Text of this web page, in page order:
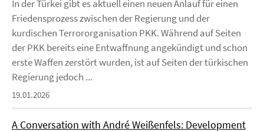
In der Türkei gibt es aktuell einen neuen Anlauf für einen
Friedensprozess zwischen der Regierung und der
kurdischen Terrororganisation PKK. Während auf Seiten
der PKK bereits eine Entwaffnung angekündigt und schon
erste Waffen zerstört wurden, ist auf Seiten der türkischen
Regierung jedoch ...
19.01.2026
A Conversation with André Weißenfels: Development